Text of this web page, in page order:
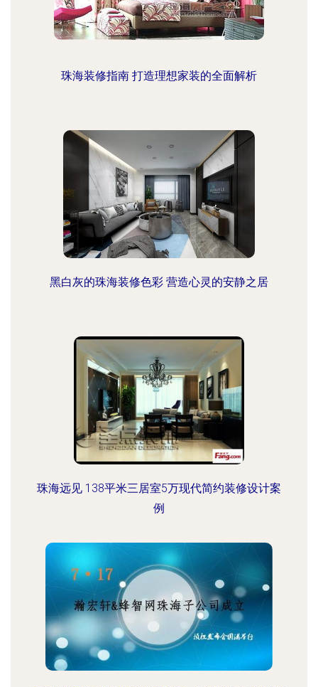
珠海装修指南 打造理想家装的全面解析
黑白灰的珠海装修色彩 营造心灵的安静之居
珠海远见 138平米三居室5万现代简约装修设计案
例